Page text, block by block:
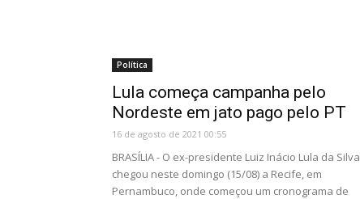
Política
Lula começa campanha pelo
Nordeste em jato pago pelo PT
16 de agosto de 2021 00:55
BRASÍLIA - O ex-presidente Luiz Inácio Lula da Silva
chegou neste domingo (15/08) a Recife, em
Pernambuco, onde começou um cronograma de